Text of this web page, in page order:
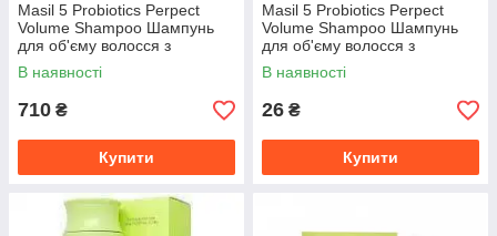
Masil 5 Probiotics Perpect
Volume Shampoo Шампунь
для об'єму волосся з
пробіотиками 500
В наявності
710 ₴
Купити
Masil 5 Probiotics Perpect
Volume Shampoo Шампунь
для об'єму волосся з
пробіотиками 8
В наявності
26 ₴
Купити